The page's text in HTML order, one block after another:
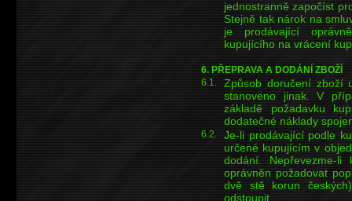
jednostranně započíst
Stejně tak nárok na
je prodávající
kupujícího na vrácení
6. PŘEPRAVA A DODÁNÍ ZBOŽÍ
6.1.
Způsob doručení zboží
stanoveno jinak. V
základě požadavku
dodatečné náklady
6.2.
Je-li prodávající podle
určené kupujícím v
dodání. Nepřevezme-
oprávněn požadovat
dvě stě korun
odstoupit.